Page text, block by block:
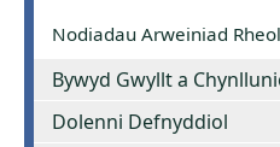
Nodiadau Arweiniad
Bywyd Gwyllt a
Dolenni Defnyddiol